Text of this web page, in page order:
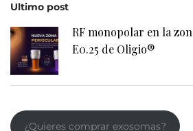
Ultimo post
RF monopolar en la
E0.25 de Oligio®
¿Quieres comprar exosomas?